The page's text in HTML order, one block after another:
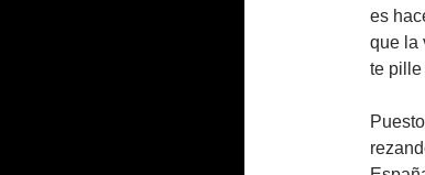
es
que la
te pille